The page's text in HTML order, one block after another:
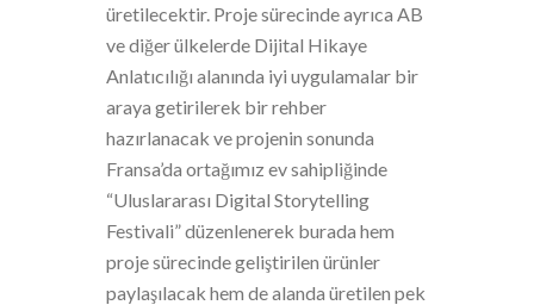
üretilecektir. Proje sürecinde ayrıca AB
ve diğer ülkelerde Dijital Hikaye
Anlatıcılığı alanında iyi uygulamalar bir
araya getirilerek bir rehber
hazırlanacak ve projenin sonunda
Fransa’da ortağımız ev sahipliğinde
“Uluslararası Digital Storytelling
Festivali” düzenlenerek burada hem
proje sürecinde geliştirilen ürünler
paylaşılacak hem de alanda üretilen pek